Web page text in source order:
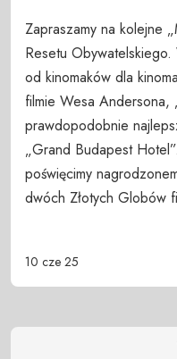
Zapraszamy na kolejne
Resetu
od kinomaków dla
filmie Wesa Andersona,
prawdopodobnie
„Grand Budapest
poświęcimy
dwóch Złotych Globów
10 cze 25